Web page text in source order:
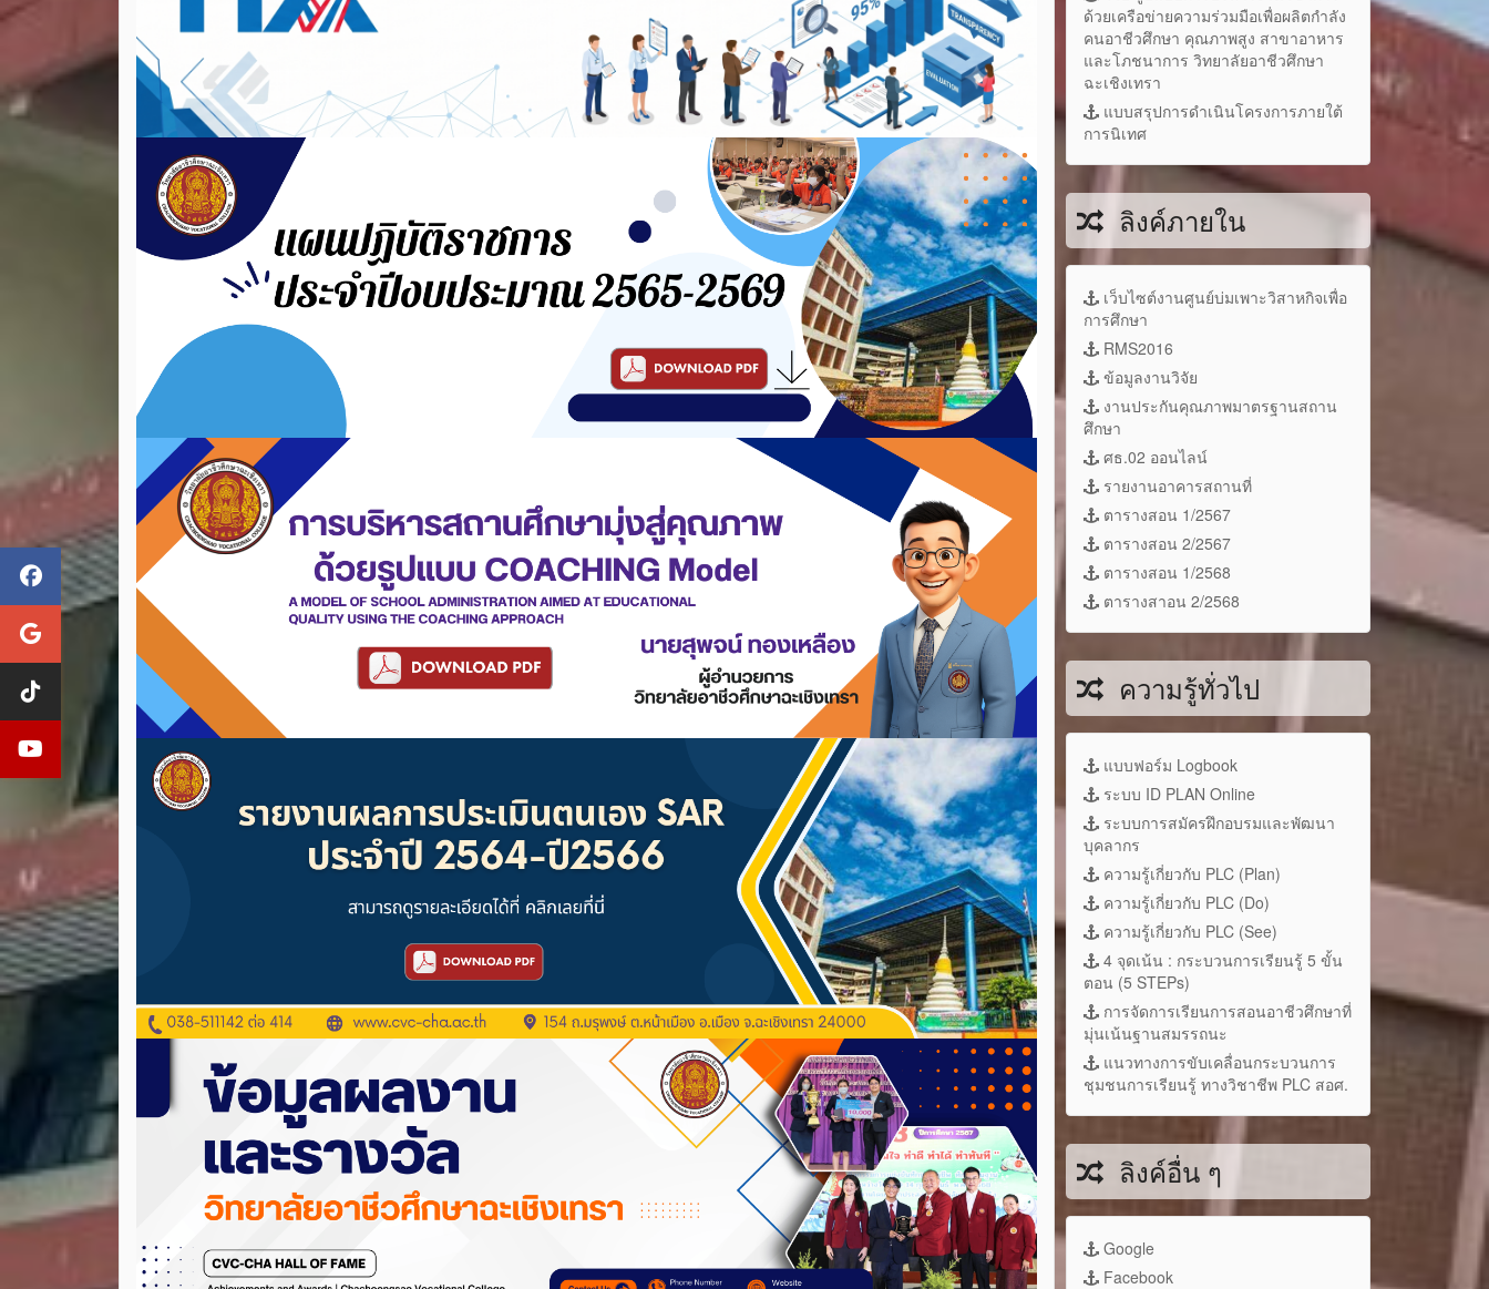
ด้วยเครือข่ายความร่วมมือเพื่อผลิตกำลัง
คนอาชีวศึกษา คุณภาพสูง สาขาอาหาร
และโภชนาการ วิทยาลัยอาชีวศึกษา
ฉะเชิงเทรา
แบบสรุปการดำเนินโครงการภายใต้
การนิเทศ
ลิงค์ภายใน
เว็บไซต์งานศูนย์บ่มเพาะวิสาหกิจเพื่อ
การศึกษา
RMS2016
ข้อมูลงานวิจัย
งานประกันคุณภาพมาตรฐานสถาน
ศึกษา
ศธ.02 ออนไลน์
รายงานอาคารสถานที่
ตารางสอน 1/2567
ตารางสอน 2/2567
ตารางสอน 1/2568
ตารางสาอน 2/2568
ความรู้ทั่วไป
แบบฟอร์ม Logbook
ระบบ ID PLAN Online
ระบบการสมัครฝึกอบรมและพัฒนา
บุคลากร
ความรู้เกี่ยวกับ PLC (Plan)
ความรู้เกี่ยวกับ PLC (Do)
ความรู้เกี่ยวกับ PLC (See)
4 จุดเน้น : กระบวนการเรียนรู้ 5 ขั้น
ตอน (5 STEPs)
การจัดการเรียนการสอนอาชีวศึกษาที่
มุ่นเน้นฐานสมรรถนะ
แนวทางการขับเคลื่อนกระบวนการ
ชุมชนการเรียนรู้ ทางวิชาชีพ PLC สอศ.
ลิงค์อื่น ๆ
Google
Facebook